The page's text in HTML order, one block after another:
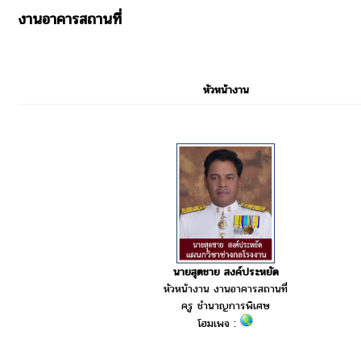
งานอาคารสถานที่
หัวหน้างาน
นายสุตชาย สงค์ประหยัด
หัวหน้างาน งานอาคารสถานที่
ครู ชำนาญการพิเศษ
โฮมเพจ :